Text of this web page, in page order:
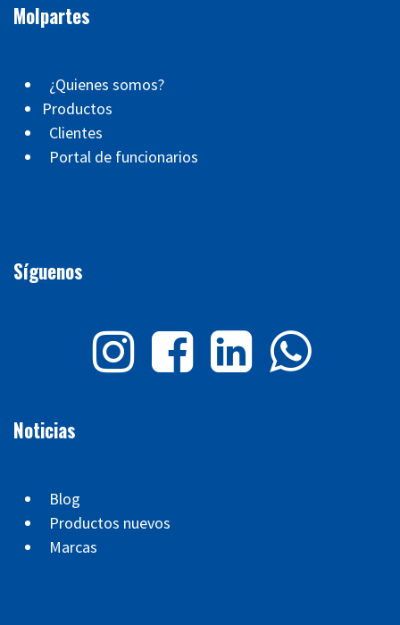
Molpartes
¿Quienes somos?
Productos
Clientes
Portal de funcionarios
Síguenos
Noticias
Blog
Productos nuevos
Marcas